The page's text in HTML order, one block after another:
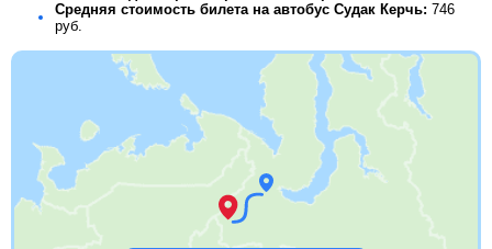
Средняя стоимость билета на автобус Судак Керчь: 746
руб.